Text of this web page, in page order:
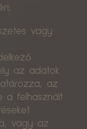
vagy
az adatok
az
a felhasznált
vagy az